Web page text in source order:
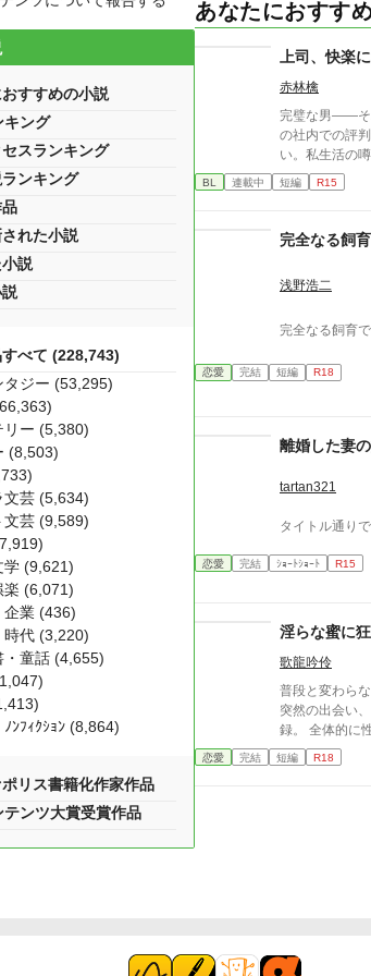
あなたにおすす
上司、快楽
赤林檎
完璧な男――そ
の社内での評
い。私生活の
が、その“完璧
いなかった。 入社三年目の篠原は、榊の直属の部
べる青年。 あ
だけが残った
下には見せな
離を詰める。
れた瞬間、榊
る。それは、
るのは、ただ
「俺、前から
る側だったは
を開けた榊は
間まで、彼を
―これは、ひと
でいく物語。
BL 連載中 短編 R15
完全なる飼育
浅野浩二
完全なる飼育で
恋愛 完結 短編 R18
離婚した妻
tartan321
タイトル通りで
恋愛 完結 ｼｮｰﾄｼｮｰﾄ R15
淫らな蜜に
歌龍吟伶
普段と変わら
突然の出会い
録。 全体的に性的表現・性行為あり。 他所で知人限
定公開してい
完結済みです。
恋愛 完結 短編 R18
すすめの小説
キング
スランキング
ンキング
れた小説
説
べて (228,743)
タジー (53,295)
リー (5,380)
(8,503)
文芸 (5,634)
文芸 (9,589)
学 (9,621)
楽 (6,071)
企業 (436)
時代 (3,220)
・童話 (4,655)
ﾉﾝﾌｨｸｼｮﾝ (8,864)
リス書籍化作家作品
ンツ大賞受賞作品